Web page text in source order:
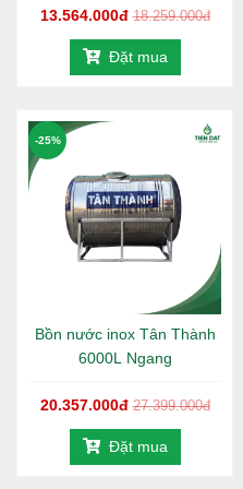
BỒN NƯỚC INOX
Đường kính
770
TT700IN
TT1000IN
TT1500IN
1200
TT2000IN
1440
1380
TT4000IN
1380
TT6000IN
1440
13.564.000đ 18.259.000đ
Đặt mua
Bồn nước inox Tân Thành
6000L Ngang
20.357.000đ 27.399.000đ
-25%
Đặt mua